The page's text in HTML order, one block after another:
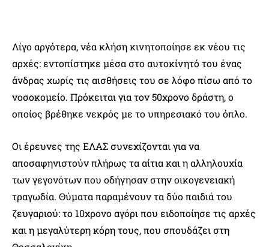
Λίγο αργότερα, νέα κλήση κινητοποίησε εκ νέου τις
αρχές: εντοπίστηκε μέσα στο αυτοκίνητό του ένας
άνδρας χωρίς τις αισθήσεις του σε λόφο πίσω από το
νοσοκομείο. Πρόκειται για τον 50χρονο δράστη, ο
οποίος βρέθηκε νεκρός με το υπηρεσιακό του όπλο.
Οι έρευνες της ΕΛΑΣ συνεχίζονται για να
αποσαφηνιστούν πλήρως τα αίτια και η αλληλουχία
των γεγονότων που οδήγησαν στην οικογενειακή
τραγωδία. Θύματα παραμένουν τα δύο παιδιά του
ζευγαριού: το 10χρονο αγόρι που ειδοποίησε τις αρχές
και η μεγαλύτερη κόρη τους, που σπουδάζει στη